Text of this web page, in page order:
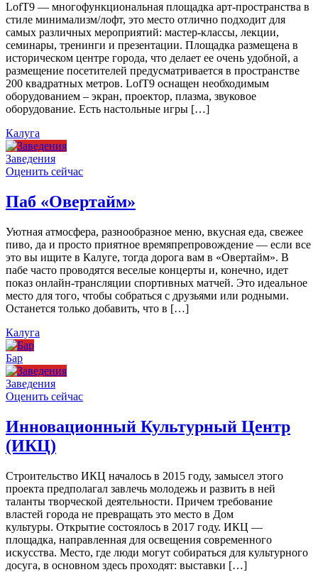
LofT9 — многофункциональная площадка арт-пространства в
стиле минимализм/лофт, это место отлично подходит для
самых различных мероприятий: мастер-классы, лекции,
семинары, тренинги и презентации. Площадка размещена в
историческом центре города, что делает ее очень удобной, а
размещение посетителей предусматривается в пространстве
200 квадратных метров. LofT9 оснащен необходимым
оборудованием – экран, проектор, плазма, звуковое
оборудование. Есть настольные игры […]
Калуга
Заведения
Оценить сейчас
Паб «Овертайм»
Уютная атмосфера, разнообразное меню, вкусная еда, свежее
пиво, да и просто приятное времяпрепровождение — если все
это вы ищите в Калуге, тогда дорога вам в «Овертайм». В
пабе часто проводятся веселые концерты и, конечно, идет
показ онлайн-трансляции спортивных матчей. Это идеальное
место для того, чтобы собраться с друзьями или родными.
Останется только добавить, что в […]
Калуга
Бар
Заведения
Оценить сейчас
Инновационный Культурный Центр
(ИКЦ)
Строительство ИКЦ началось в 2015 году, замысел этого
проекта предполагал завлечь молодежь и развить в ней
таланты творческой деятельности. Причем требование
властей города не превращать это место в Дом
культуры. Открытие состоялось в 2017 году. ИКЦ —
площадка, направленная для освещения современного
искусства. Место, где люди могут собираться для культурного
досуга, в основном здесь проходят: выставки […]